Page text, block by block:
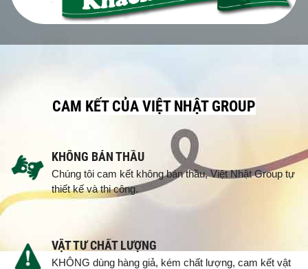
CAM KẾT CỦA VIỆT NHẬT GROUP
KHÔNG BÁN THẦU
Chúng tôi cam kết không bán thầu, Việt Nhật Group tự
thiết kế và thi công.
VẬT TƯ CHẤT LƯỢNG
KHÔNG dùng hàng giả, kém chất lượng, cam kết vật